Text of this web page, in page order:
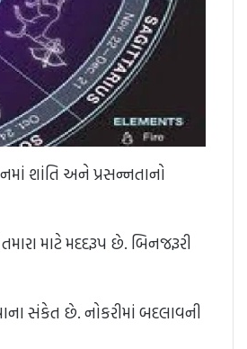
શાંતિ અને પ્રસન્નતાનો
માટે મદદરૂપ છે. બિનજરૂરી
સંકેત છે. નોકરીમાં બદલાવની